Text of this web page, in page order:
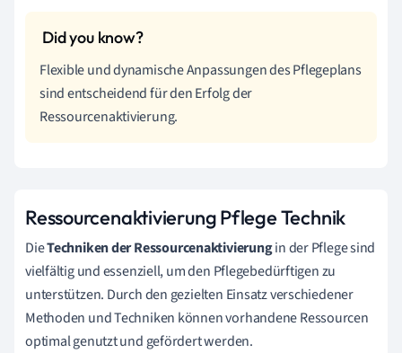
Flexible und dynamische Anpassungen des Pflegeplans
sind entscheidend für den Erfolg der
Ressourcenaktivierung.
Ressourcenaktivierung Pflege Technik
DieTechniken der Ressourcenaktivierungin der Pflege sind
vielfältig und essenziell, um den Pflegebedürftigen zu
unterstützen. Durch den gezielten Einsatz verschiedener
Methoden und Techniken können vorhandene Ressourcen
optimal genutzt und gefördert werden.